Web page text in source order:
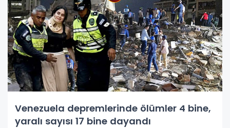
Venezuela depremlerinde ölümler 4 bine,
yaralı sayısı 17 bine dayandı